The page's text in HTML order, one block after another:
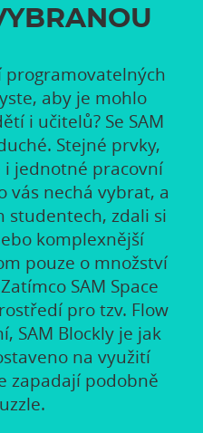
programovatelných
aby je mohlo
i učitelů? Se SAM
Stejné prvky,
i jednotné pracovní
vás nechá vybrat, a
studentech, zdali si
komplexnější
pouze o množství
SAM Space
pro tzv. Flow
SAM Blockly je jak
na využití
zapadají podobně